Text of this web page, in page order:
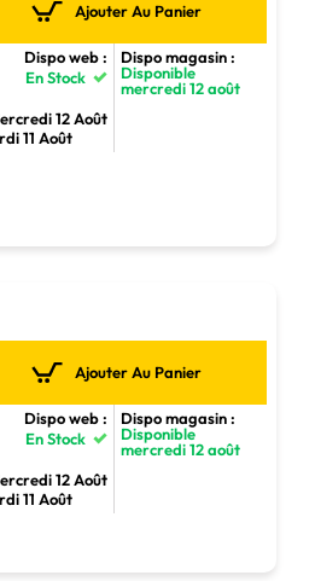
Ajouter Au Panier
Dispo web :
En Stock
12 Août
11 Août
Dispo magasin :
Disponible
mercredi 12 août
Ajouter Au Panier
Dispo web :
En Stock
12 Août
11 Août
Dispo magasin :
Disponible
mercredi 12 août